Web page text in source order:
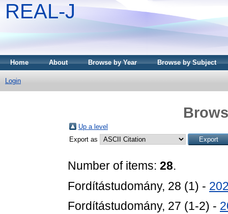
REAL-J
Home About Browse by Year Browse by Subject
Login
Up a level
Export as
Number of items: 28.
Fordítástudomány, 28 (1) -
Fordítástudomány, 27 (1-2) -